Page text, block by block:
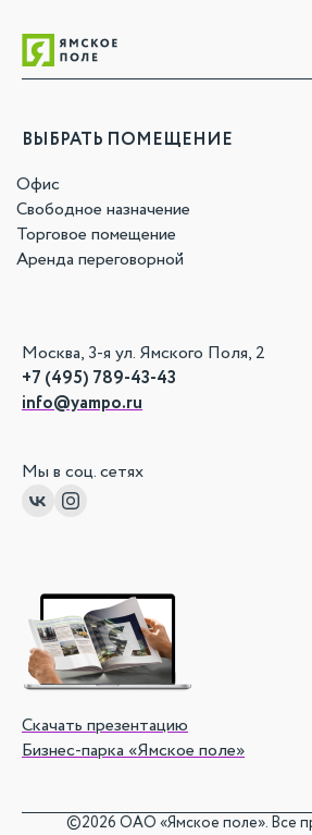
Москва, 3-я ул. Ямского Поля, 2
+7 (495) 789-43-43
info@yampo.ru
Мы в соц. сетях
ВЫБРАТЬ ПОМЕЩЕНИЕ
Офис
Свободное назначение
Торговое помещение
Аренда переговорной
Скачать презентацию
Бизнес-парка «Ямское поле»
©2026 ОАО «Ямское поле». Все